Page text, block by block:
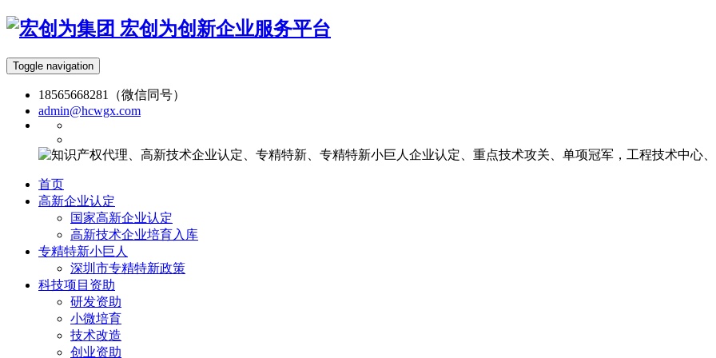
宏创为创新企业服务平台
Toggle navigation
18565668281（微信同号）
admin@hcwgx.com
首页
高新企业认定
国家高新企业认定
高新技术企业培育入库
专精特新小巨人
深圳市专精特新政策
科技项目资助
研发资助
小微培育
技术改造
创业资助